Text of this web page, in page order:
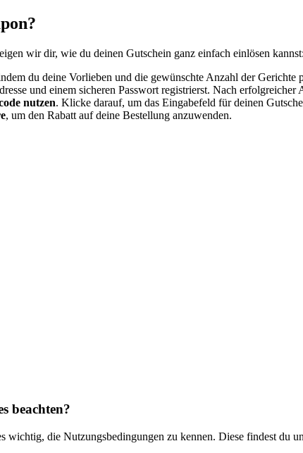
wir dir, wie du deinen Gutschein ganz einfach einlösen kannst:
du deine Vorlieben und die gewünschte Anzahl der Gerichte
und einem sicheren Passwort registrierst. Nach
nutzen. Klicke darauf, um das Eingabefeld für deinen
, um den Rabatt auf deine Bestellung anzuwenden.
beachten?
wichtig, die Nutzungsbedingungen zu kennen. Diese findest du